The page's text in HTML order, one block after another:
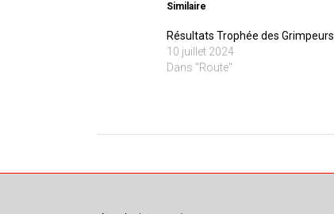
Similaire
Résultats Trophée des Grimpeurs
10 juillet 2024
Dans "Route"